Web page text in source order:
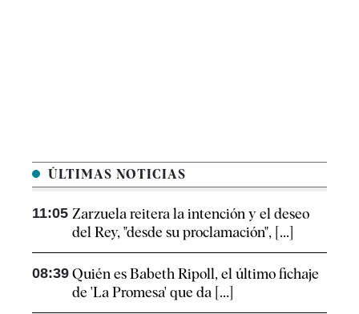
ÚLTIMAS NOTICIAS
11:05 Zarzuela reitera la intención y el deseo
del Rey, "desde su proclamación", [...]
08:39 Quién es Babeth Ripoll, el último fichaje
de 'La Promesa' que da [...]